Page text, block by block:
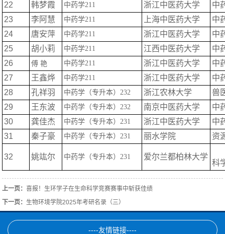
22
韩梦霞 中药学211 浙江中医药大学
中
23
李阿慧 中药学211 上海中医药大学
中
24
唐安萍 中药学211 浙江中医药大学
中
25
胡小莉 中药学211 江西中医药大学
中
26
傅 艳 中药学211 浙江中医药大学
中
27
王鑫烨 中药学211 浙江中医药大学
中
28
孔祥羽 中药学（专升本）232 浙江农林大学
兽
29
王东波 中药学（专升本）232 南京中医药大学
中
30
龚佳杰 中药学（专升本）231 浙江中医药大学
中
31
秦子豪 中药学（专升本）231 丽水学院 资
32 姚竑尔 中药学（专升本）231 爱尔兰都柏林大学
科
上一页：喜报！生环学子在生命科学竞赛赛事中斩获佳绩
下一页： 生物环境学院2025年考研名录（三）
----友情链接----